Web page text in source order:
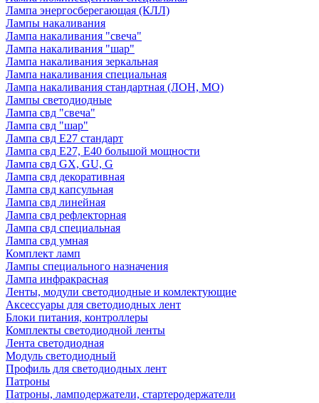
Лампа энергосберегающая (КЛЛ)
Лампы накаливания
Лампа накаливания "свеча"
Лампа накаливания "шар"
Лампа накаливания зеркальная
Лампа накаливания специальная
Лампа накаливания стандартная (ЛОН, МО)
Лампы светодиодные
Лампа свд "свеча"
Лампа свд "шар"
Лампа свд E27 стандарт
Лампа свд E27, Е40 большой мощности
Лампа свд GX, GU, G
Лампа свд декоративная
Лампа свд капсульная
Лампа свд линейная
Лампа свд рефлекторная
Лампа свд специальная
Лампа свд умная
Комплект ламп
Лампы специального назначения
Лампа инфракрасная
Ленты, модули светодиодные и комлектующие
Аксессуары для светодиодных лент
Блоки питания, контроллеры
Комплекты светодиодной ленты
Лента светодиодная
Модуль светодиодный
Профиль для светодиодных лент
Патроны
Патроны, ламподержатели, стартеродержатели